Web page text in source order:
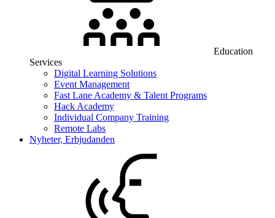
Education
Services
Digital Learning Solutions
Event Management
Fast Lane Academy & Talent Programs
Hack Academy
Individual Company Training
Remote Labs
Nyheter, Erbjudanden